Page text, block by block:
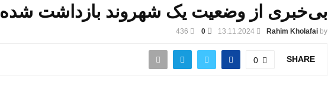
بی‌خبری از وضعیت یک شهروند بازداشت‌ شده
by
Rahim Kholafai
13.11.2024
0
436
SHARE
0